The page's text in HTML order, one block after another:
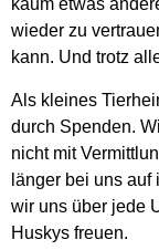
kaum etwas
wieder zu
kann. Und trotz
Als kleines
durch Spenden.
nicht mit
länger bei uns
wir uns über jede
Huskys freuen.